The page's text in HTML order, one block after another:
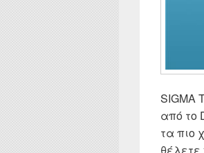
SIGMA
από το
τα πιο